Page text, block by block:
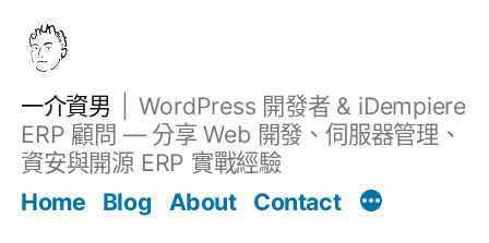
一介資男
WordPress 開發者 & iDempiere
ERP 顧問 — 分享 Web 開發、伺服器管理、
資安與開源 ERP 實戰經驗
Home
Blog About Contact
文章